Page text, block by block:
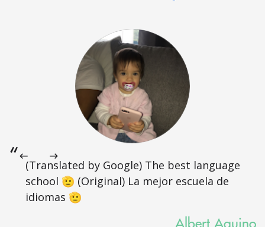
(Translated by Google) The best language
school 🫡 (Original) La mejor escuela de
idiomas 🫡
Albert Aquino